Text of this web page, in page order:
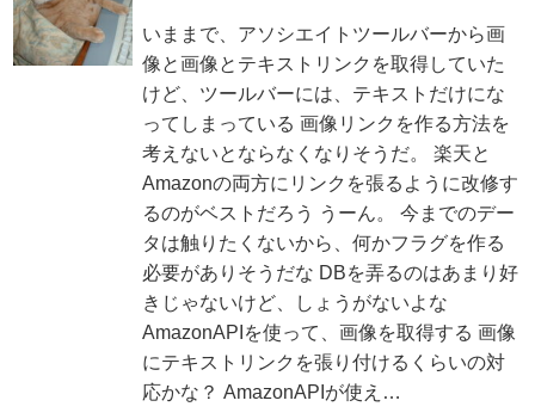
いままで、アソシエイトツールバーから画
像と画像とテキストリンクを取得していた
けど、ツールバーには、テキストだけにな
ってしまっている 画像リンクを作る方法を
考えないとならなくなりそうだ。 楽天と
Amazonの両方にリンクを張るように改修す
るのがベストだろう うーん。 今までのデー
タは触りたくないから、何かフラグを作る
必要がありそうだな DBを弄るのはあまり好
きじゃないけど、しょうがないよな
AmazonAPIを使って、画像を取得する 画像
にテキストリンクを張り付けるくらいの対
応かな？ AmazonAPIが使え…